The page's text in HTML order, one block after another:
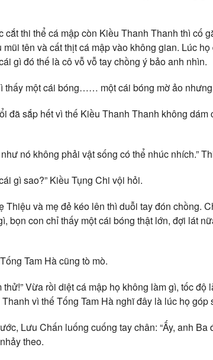
thi thể cá mập còn Kiều Thanh Thanh thì cố
tên và cất thịt cá mập vào không gian. Lúc
gì đó thế là cô vỗ vỗ tay chồng ý bảo anh nhìn.
thấy một cái bóng…… một cái bóng mờ ảo
đã sắp hết vì thế Kiều Thanh Thanh không dám
nó không phải vật sống có thể nhúc nhích.”
gì sao?” Kiều Tụng Chi vội hỏi.
Thiệu và mẹ đẻ kéo lên thì duỗi tay đón chồng.
bọn con chỉ thấy một cái bóng thật lớn, đợi lát
Tam Hà cũng tò mò.
thử!” Vừa rồi diệt cá mập họ không làm gì, tốc
vì thế Tống Tam Hà nghĩ đây là lúc họ góp
Lưu Chấn luống cuống tay chân: “Ấy, anh Ba
theo.